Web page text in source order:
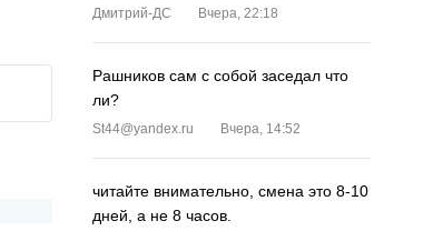
Дмитрий-ДС Вчера, 22:18
Рашников сам с собой заседал что
ли?
St44@yandex.ru Вчера, 14:52
читайте внимательно, смена это 8-10
дней, а не 8 часов.